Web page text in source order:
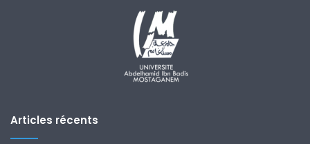
Articles récents